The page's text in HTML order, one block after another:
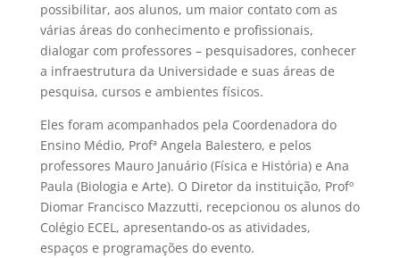
possibilitar, aos alunos, um maior contato com as
várias áreas do conhecimento e profissionais,
dialogar com professores – pesquisadores, conhecer
a infraestrutura da Universidade e suas áreas de
pesquisa, cursos e ambientes físicos.
Eles foram acompanhados pela Coordenadora do
Ensino Médio, Profª Angela Balestero, e pelos
professores Mauro Januário (Física e História) e Ana
Paula (Biologia e Arte). O Diretor da instituição, Profº
Diomar Francisco Mazzutti, recepcionou os alunos do
Colégio ECEL, apresentando-os as atividades,
espaços e programações do evento.